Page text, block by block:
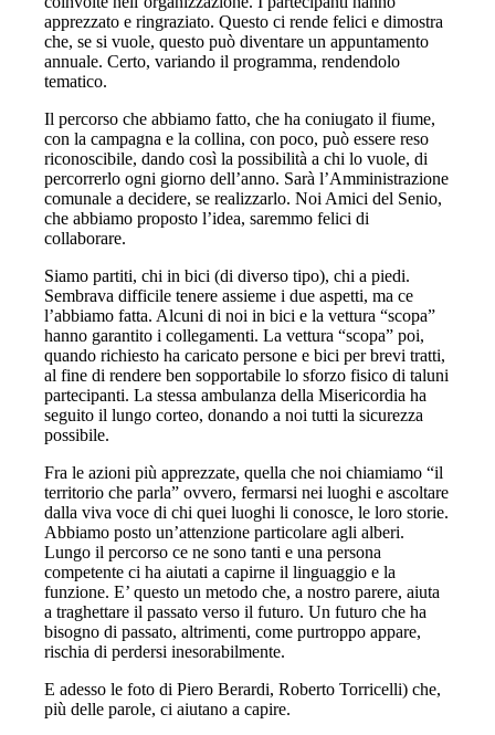
apprezzato e ringraziato. Questo ci rende felici e dimostra
che, se si vuole, questo può diventare un appuntamento
annuale. Certo, variando il programma, rendendolo
tematico.
Il percorso che abbiamo fatto, che ha coniugato il fiume,
con la campagna e la collina, con poco, può essere reso
riconoscibile, dando così la possibilità a chi lo vuole, di
percorrerlo ogni giorno dell’anno. Sarà l’Amministrazione
comunale a decidere, se realizzarlo. Noi Amici del Senio,
che abbiamo proposto l’idea, saremmo felici di
collaborare.
Siamo partiti, chi in bici (di diverso tipo), chi a piedi.
Sembrava difficile tenere assieme i due aspetti, ma ce
l’abbiamo fatta. Alcuni di noi in bici e la vettura “scopa”
hanno garantito i collegamenti. La vettura “scopa” poi,
quando richiesto ha caricato persone e bici per brevi tratti,
al fine di rendere ben sopportabile lo sforzo fisico di taluni
partecipanti. La stessa ambulanza della Misericordia ha
seguito il lungo corteo, donando a noi tutti la sicurezza
possibile.
Fra le azioni più apprezzate, quella che noi chiamiamo “il
territorio che parla” ovvero, fermarsi nei luoghi e ascoltare
dalla viva voce di chi quei luoghi li conosce, le loro storie.
Abbiamo posto un’attenzione particolare agli alberi.
Lungo il percorso ce ne sono tanti e una persona
competente ci ha aiutati a capirne il linguaggio e la
funzione. E’ questo un metodo che, a nostro parere, aiuta
a traghettare il passato verso il futuro. Un futuro che ha
bisogno di passato, altrimenti, come purtroppo appare,
rischia di perdersi inesorabilmente.
E adesso le foto di Piero Berardi, Roberto Torricelli) che,
più delle parole, ci aiutano a capire.